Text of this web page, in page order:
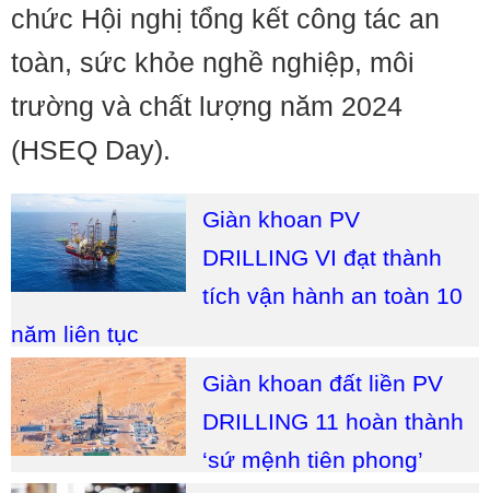
chức Hội nghị tổng kết công tác an
toàn, sức khỏe nghề nghiệp, môi
trường và chất lượng năm 2024
(HSEQ Day).
Giàn khoan PV
DRILLING VI đạt thành
tích vận hành an toàn 10
năm liên tục
Giàn khoan đất liền PV
DRILLING 11 hoàn thành
‘sứ mệnh tiên phong’